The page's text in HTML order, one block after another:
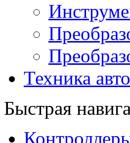
Техника
Быстрая